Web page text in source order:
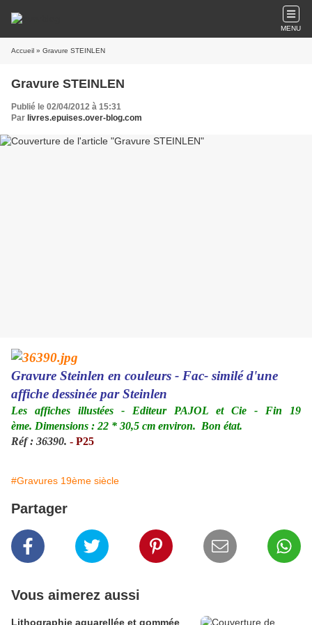
MENU
Accueil » Gravure STEINLEN
Gravure STEINLEN
Publié le 02/04/2012 à 15:31
Par livres.epuises.over-blog.com
Gravure Steinlen en couleurs - Fac- similé d'une
affiche dessinée par Steinlen
Les affiches illustées - Editeur PAJOL et Cie - Fin 19
ème. Dimensions : 22 * 30,5 cm environ. Bon état.
Réf : 36390. - P25
#Gravures 19ème siècle
Partager
Vous aimerez aussi
Lithographie aquarellée et gommée